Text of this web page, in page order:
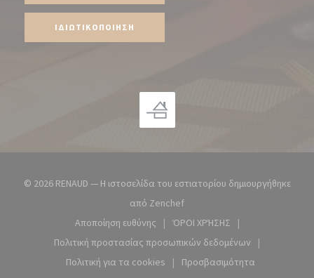
ΙΔΙΩΤΙΚΟΠΟΊΗΣΗ
© 2026 RENAUD — Η ιστοσελίδα του εστιατορίου δημιουργήθηκε
από Zenchef((ανοίγει σε νέο παράθυρο))
Αποποίηση ευθύνης
((ανοίγει σε νέο παράθυρο))
ΌΡΟΙ ΧΡΉΣΗΣ
((ανοίγει σε νέο
Πολιτική προστασίας προσωπικών δεδομένων
((ανοίγει σε νέο παράθυρο))
Πολιτική για τα cookies
((ανοίγει σε νέο παράθυρο))
Προσβασιμότητα
((ανοίγει σε νέο